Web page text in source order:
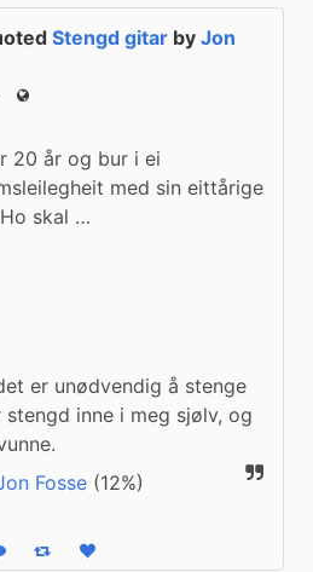
Stengd gitar by Jon
Public
20 år og bur i ei
med sin eittårige
skal …
er unødvendig å stenge
stengd inne i meg sjølv, og
Fosse (12%)
Boost statusLike status